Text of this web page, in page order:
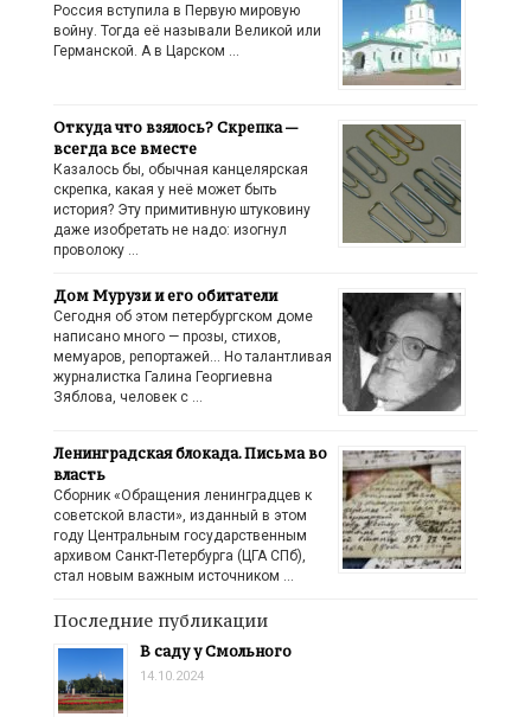
Россия вступила в Первую мировую
войну. Тогда её называли Великой или
Германской. А в Царском …
Откуда что взялось? Скрепка —
всегда все вместе
Казалось бы, обычная канцелярская
скрепка, какая у неё может быть
история? Эту примитивную штуковину
даже изобретать не надо: изогнул
проволоку …
Дом Мурузи и его обитатели
Сегодня об этом петербургском доме
написано много — прозы, стихов,
мемуаров, репортажей… Но талантливая
журналистка Галина Георгиевна
Зяблова, человек с …
Ленинградская блокада. Письма во
власть
Сборник «Обращения ленинградцев к
советской власти», изданный в этом
году Центральным государственным
архивом Санкт-Петербурга (ЦГА СПб),
стал новым важным источником …
Последние публикации
В саду у Смольного
14.10.2024